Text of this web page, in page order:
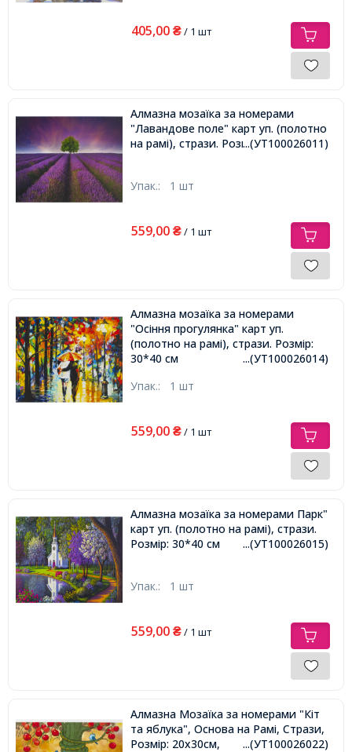
405,00 ₴/ 1 шт
Алмазна мозаїка за номерами
"Лавандове поле" карт уп. (полотно
на рамі), стрази. Розмір: 30*40 см
...(УТ100026011)
Упак.: 1 шт
559,00 ₴/ 1 шт
Алмазна мозаїка за номерами
"Осіння прогулянка" карт уп.
(полотно на рамі), стрази. Розмір:
30*40 см
...(УТ100026014)
Упак.: 1 шт
559,00 ₴/ 1 шт
Алмазна мозаїка за номерами Парк"
карт уп. (полотно на рамі), стрази.
Розмір: 30*40 см
...(УТ100026015)
Упак.: 1 шт
559,00 ₴/ 1 шт
Алмазна Мозаїка за номерами "Кіт
та яблука", Основа на Рамі, Стрази,
Розмір: 20х30см,
...(УТ100026022)